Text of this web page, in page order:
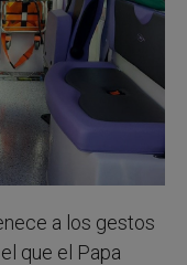
a los gestos
que el Papa